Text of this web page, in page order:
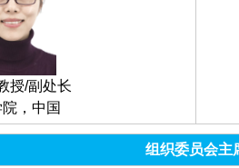
授/副处长
，中国
组织委员会主